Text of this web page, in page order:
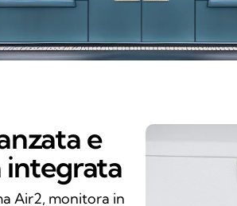
e
integrata
Air2, monitora in